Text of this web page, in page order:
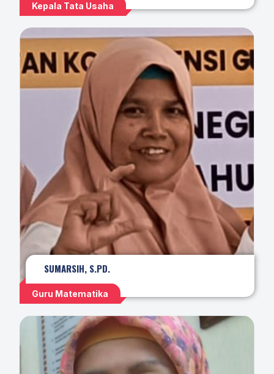
Kepala Tata Usaha
SUMARSIH, S.PD.
Guru Matematika